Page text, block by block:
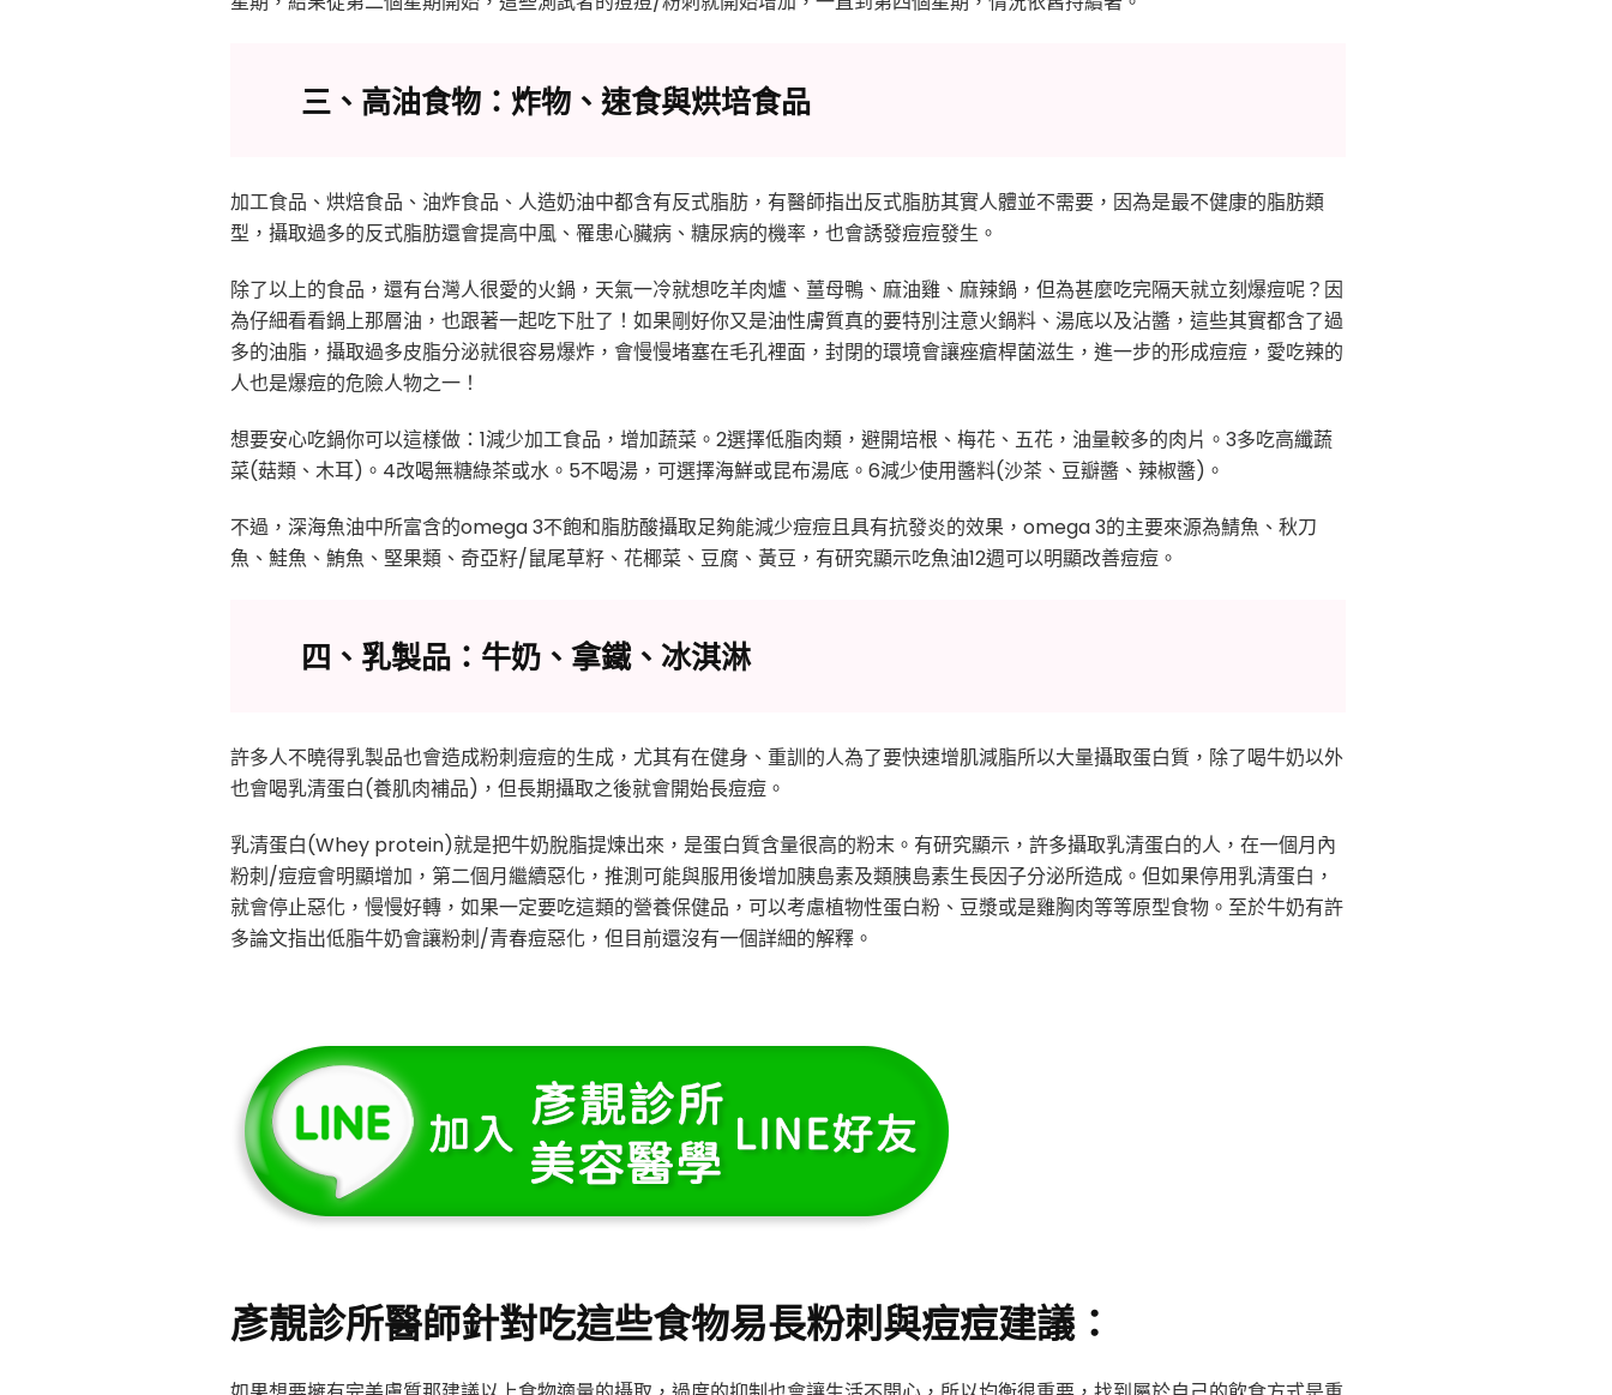
三、高油食物：炸物、速食與烘培食品
加工食品、烘焙食品、油炸食品、人造奶油中都含有反式脂肪，有醫師指出反式脂肪其實人體並不需要，因為是最不健康的脂肪類
型，攝取過多的反式脂肪還會提高中風、罹患心臟病、糖尿病的機率，也會誘發痘痘發生。
除了以上的食品，還有台灣人很愛的火鍋，天氣一冷就想吃羊肉爐、薑母鴨、麻油雞、麻辣鍋，但為甚麼吃完隔天就立刻爆痘呢？因
為仔細看看鍋上那層油，也跟著一起吃下肚了！如果剛好你又是油性膚質真的要特別注意火鍋料、湯底以及沾醬，這些其實都含了過
多的油脂，攝取過多皮脂分泌就很容易爆炸，會慢慢堵塞在毛孔裡面，封閉的環境會讓痤瘡桿菌滋生，進一步的形成痘痘，愛吃辣的
人也是爆痘的危險人物之一！
想要安心吃鍋你可以這樣做：1減少加工食品，增加蔬菜。2選擇低脂肉類，避開培根、梅花、五花，油量較多的肉片。3多吃高纖蔬
菜(菇類、木耳)。4改喝無糖綠茶或水。5不喝湯，可選擇海鮮或昆布湯底。6減少使用醬料(沙茶、豆瓣醬、辣椒醬)。
不過，深海魚油中所富含的omega 3不飽和脂肪酸攝取足夠能減少痘痘且具有抗發炎的效果，omega 3的主要來源為鯖魚、秋刀
魚、鮭魚、鮪魚、堅果類、奇亞籽/鼠尾草籽、花椰菜、豆腐、黃豆，有研究顯示吃魚油12週可以明顯改善痘痘。
四、乳製品：牛奶、拿鐵、冰淇淋
許多人不曉得乳製品也會造成粉刺痘痘的生成，尤其有在健身、重訓的人為了要快速增肌減脂所以大量攝取蛋白質，除了喝牛奶以外
也會喝乳清蛋白(養肌肉補品)，但長期攝取之後就會開始長痘痘。
乳清蛋白(Whey protein)就是把牛奶脫脂提煉出來，是蛋白質含量很高的粉末。有研究顯示，許多攝取乳清蛋白的人，在一個月內
粉刺/痘痘會明顯增加，第二個月繼續惡化，推測可能與服用後增加胰島素及類胰島素生長因子分泌所造成。但如果停用乳清蛋白，
就會停止惡化，慢慢好轉，如果一定要吃這類的營養保健品，可以考慮植物性蛋白粉、豆漿或是雞胸肉等等原型食物。至於牛奶有許
多論文指出低脂牛奶會讓粉刺/青春痘惡化，但目前還沒有一個詳細的解釋。
彥靚診所醫師針對吃這些食物易長粉刺與痘痘建議：